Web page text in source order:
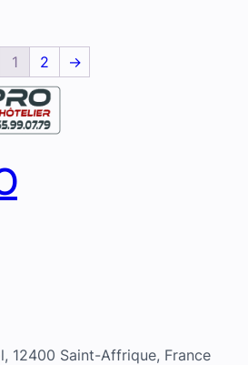
1 2 →
12400 Saint-Affrique, France